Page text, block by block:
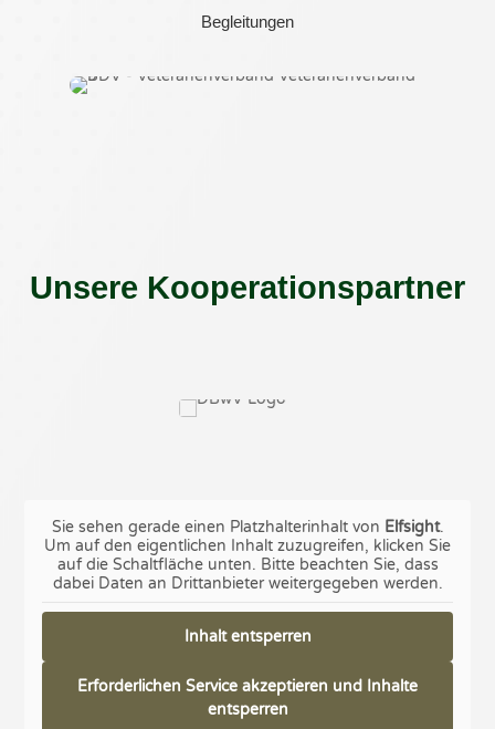
Begleitungen
Unsere Kooperationspartner
Sie sehen gerade einen Platzhalterinhalt von Elfsight.
Um auf den eigentlichen Inhalt zuzugreifen, klicken Sie
auf die Schaltfläche unten. Bitte beachten Sie, dass
dabei Daten an Drittanbieter weitergegeben werden.
Inhalt entsperren
Erforderlichen Service akzeptieren und Inhalte
entsperren